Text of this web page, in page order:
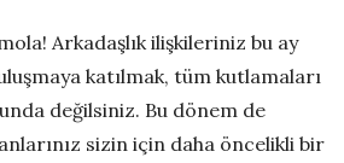
Arkadaşlık ilişkileriniz bu ay
katılmak, tüm kutlamaları
değilsiniz. Bu dönem de
sizin için daha öncelikli bir